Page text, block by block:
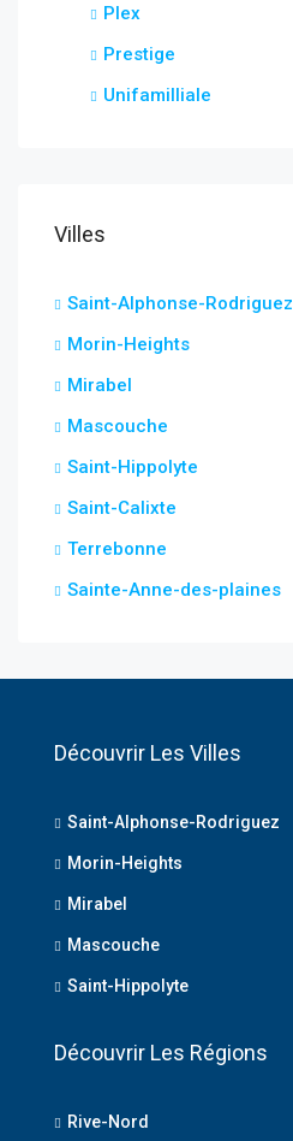
Plex
Prestige
Unifamilliale
Villes
Saint-Alphonse-Rodriguez
Morin-Heights
Mirabel
Mascouche
Saint-Hippolyte
Saint-Calixte
Terrebonne
Sainte-Anne-des-plaines
Découvrir Les Villes
Saint-Alphonse-Rodriguez
Morin-Heights
Mirabel
Mascouche
Saint-Hippolyte
Découvrir Les Régions
Rive-Nord